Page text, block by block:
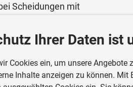
Scheidungen mit
und
Unsere Beratung
und auf
Lösungen
Ihrer Daten ist
Cookies ein, um unsere
Inhalte anzeigen zu können.